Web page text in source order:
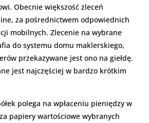
Obecnie większość zleceń
za pośrednictwem odpowiednich
mobilnych. Zlecenie na wybrane
do systemu domu maklerskiego,
przekazywane jest ono na giełdę.
jest najczęściej w bardzo krótkim
polega na wpłaceniu pieniędzy w
papiery wartościowe wybranych